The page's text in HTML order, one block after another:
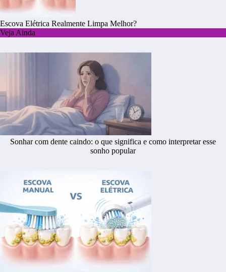
Escova Elétrica Realmente Limpa Melhor?
Veja Ainda
Sonhar com dente caindo: o que significa e como interpretar esse
sonho popular